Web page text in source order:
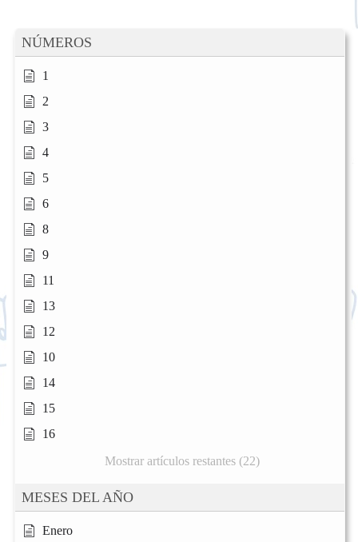
NÚMEROS
1
2
3
4
5
6
8
9
11
13
12
10
14
15
16
Mostrar artículos restantes (22)
MESES DEL AÑO
Enero